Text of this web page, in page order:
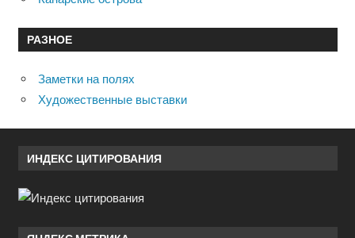
РАЗНОЕ
Заметки на полях
Художественные выставки
ИНДЕКС ЦИТИРОВАНИЯ